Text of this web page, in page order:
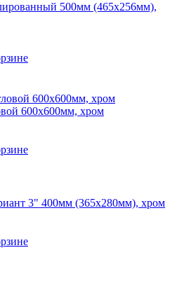
500мм (465х256мм),
600х600мм, хром
3" 400мм (365х280мм), хром